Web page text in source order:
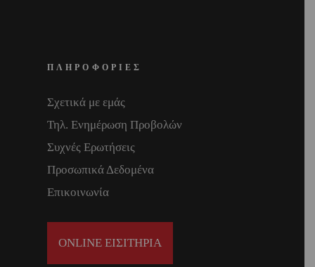
ΠΛΗΡΟΦΟΡΙΕΣ
Σχετικά με εμάς
Τηλ. Ενημέρωση Προβολών
Συχνές Ερωτήσεις
Προσωπικά Δεδομένα
Επικοινωνία
ONLINE ΕΙΣΙΤΗΡΙΑ